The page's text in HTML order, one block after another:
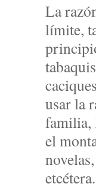
La
límite,
usar la
familia,
el
etcétera.